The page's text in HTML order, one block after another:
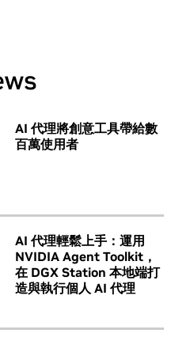
AI 代理將創意工具帶給數
百萬使用者
AI 代理輕鬆上手：運用
NVIDIA Agent Toolkit，
在 DGX Station 本地端打
造與執行個人 AI 代理